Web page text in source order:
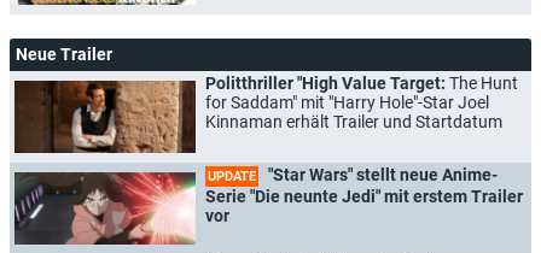
Neue Trailer
Politthriller "High Value Target: The Hunt
for Saddam" mit "Harry Hole"-Star Joel
Kinnaman erhält Trailer und Startdatum
UPDATE
"Star Wars" stellt neue Anime-
Serie "Die neunte Jedi" mit erstem Trailer
vor